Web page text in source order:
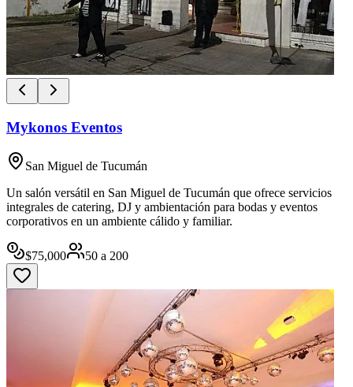
Mykonos Eventos
San Miguel de Tucumán
Un salón versátil en San Miguel de Tucumán que ofrece servicios
integrales de catering, DJ y ambientación para bodas y eventos
corporativos en un ambiente cálido y familiar.
$75,000 50 a 200